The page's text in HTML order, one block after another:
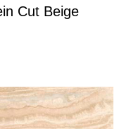
Cut Beige